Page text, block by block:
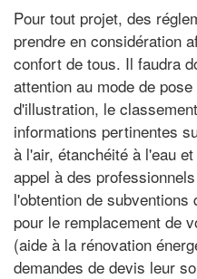
Pour tout projet, des
prendre en considération
confort de tous. Il faudra
attention au mode de
d'illustration, le
informations pertinentes
à l'air, étanchéité à l'eau
appel à des
l'obtention de
pour le remplacement de
(aide à la rénovation
demandes de devis leur